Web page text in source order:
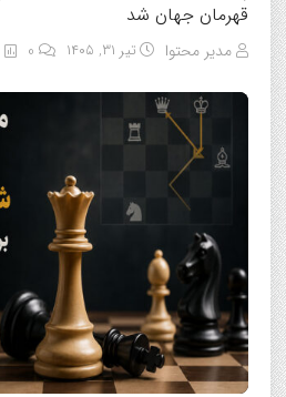
قهرمان جهان شد
مدیر محتوا تیر ۳۱, ۱۴۰۵